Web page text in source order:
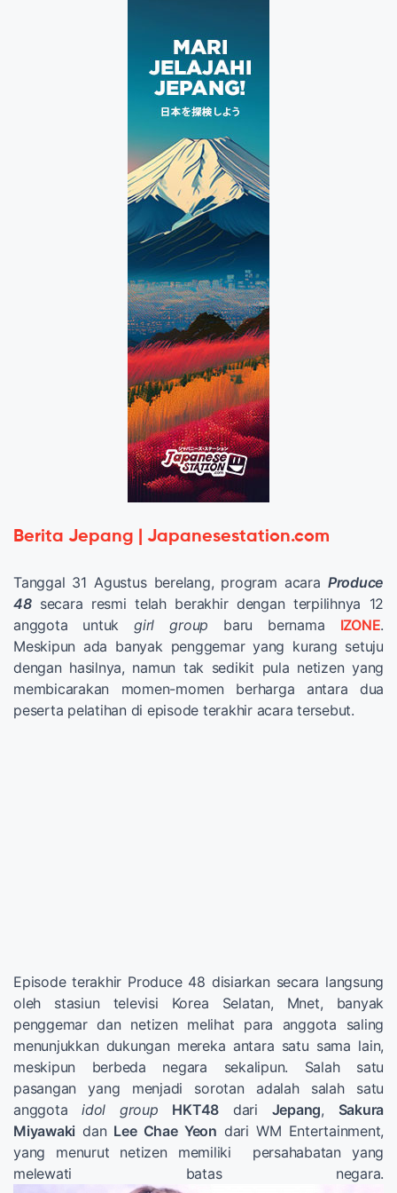
Berita Jepang | Japanesestation.com
Tanggal 31 Agustus berelang, program acara Produce
48secara resmi telah berakhir dengan terpilihnya 12
anggota untukgirl group baru bernama IZONE.
Meskipun ada banyak penggemar yang kurang setuju
dengan hasilnya, namun tak sedikit pula netizen yang
membicarakan momen-momen berharga antara dua
peserta pelatihan di episode terakhir acara tersebut.
Episode terakhir Produce 48 disiarkan secara langsung
oleh stasiun televisi Korea Selatan, Mnet, banyak
penggemar dan netizen melihat para anggota saling
menunjukkan dukungan mereka antara satu sama lain,
meskipun berbeda negara sekalipun. Salah satu
pasangan yang menjadi sorotan adalah salah satu
anggota idol group HKT48 dari Jepang, Sakura
Miyawaki dan Lee Chae Yeon dari WM Entertainment,
yang menurut netizen memiliki persahabatan yang
melewati batas negara.